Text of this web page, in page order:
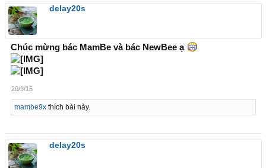
delay20s
Chúc mừng bác MamBe và bác NewBee ạ
20/9/15
mambe9xthích bài này.
delay20s